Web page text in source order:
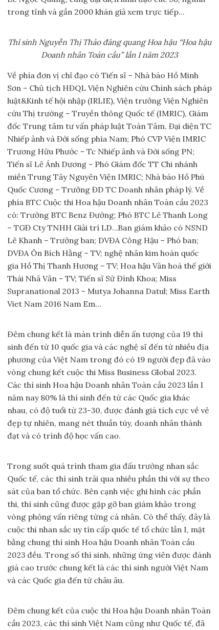
trong tỉnh và gần 2000 khán giả xem trực tiếp…
Thí sinh Nguyễn Thị Thảo đăng quang Hoa hậu “Hoa hậu
Doanh nhân Toàn cầu” lần I năm 2023
Về phía đơn vị chỉ đạo có Tiến sĩ – Nhà báo Hồ Minh
Sơn – Chủ tịch HĐQL Viện Nghiên cứu Chính sách pháp
luật&Kinh tế hội nhập (IRLIE), Viện trưởng Viện Nghiên
cứu Thị trường – Truyền thông Quốc tế (IMRIC), Giám
đốc Trung tâm tư vấn pháp luật Toàn Tâm, Đại diện TC
Nhiếp ảnh và Đời sống phía Nam; Phó CVP Viện IMRIC
Trương Hữu Phước – Tc Nhiếp ảnh và Đời sống PN;
Tiến sĩ Lê Ánh Dương – Phó Giám đốc TT Chi nhánh
miền Trung Tây Nguyên Viện IMRIC; Nhà báo Hồ Phú
Quốc Cương – Trưởng ĐD TC Doanh nhân pháp lý. Về
phía BTC Cuộc thi Hoa hậu Doanh nhân Toàn cầu 2023
có: Trưởng BTC Benz Đường; Phó BTC Lê Thanh Long
– TGĐ Cty TNHH Giải trí LD…Ban giám khảo có NSND
Lê Khanh – Trưởng ban; DVĐA Công Hậu – Phó ban;
DVĐA Ôn Bích Hằng – TV; nghệ nhân kim hoàn quốc
gia Hồ Thị Thanh Hương – TV; Hoa hậu Văn hoá thế giới
Thái Nhã Vân – TV; Tiến sĩ Sử Đình Khoa; Miss
Supranational 2013 – Mutya Johanna Datul; Miss Earth
Viet Nam 2016 Nam Em…
Đêm chung kết là màn trình diễn ấn tượng của 19 thí
sinh đến từ 10 quốc gia và các nghệ sĩ đến từ nhiều địa
phương của Việt Nam trong đó có 19 người đẹp đã vào
vòng chung kết cuộc thi Miss Business Global 2023.
Các thí sinh Hoa hậu Doanh nhân Toàn cầu 2023 lần I
năm nay 80% là thí sinh đến từ các Quốc gia khác
nhau, có độ tuổi từ 23-30, được đánh giá tích cực về vẻ
đẹp tự nhiên, mang nét thuần túy, doanh nhân thành
đạt và có trình độ học vấn cao.
Trong suốt quá trình tham gia đấu trường nhan sắc
Quốc tế, các thí sinh trải qua nhiều phần thi với sự theo
sát của ban tổ chức. Bên cạnh việc ghi hình các phần
thi, thí sinh cũng được gặp gỡ ban giám khảo trong
vòng phỏng vấn riêng từng cá nhân. Có thể thấy, đây là
cuộc thi nhan sắc uy tín cấp quốc tế tổ chức lần I, mặt
bằng chung thí sinh Hoa hậu Doanh nhân Toàn cầu
2023 đều. Trong số thí sinh, những ứng viên được đánh
giá cao trước chung kết là các thí sinh người Việt Nam
và các Quốc gia đến từ châu âu.
Đêm chung kết của cuộc thi Hoa hậu Doanh nhân Toàn
cầu 2023, các thí sinh Việt Nam cũng như Quốc tế, đã